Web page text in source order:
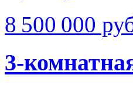
8 500 000
3-